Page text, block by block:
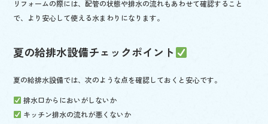
リフォームの際には、配管の状態や排水の流れもあわせて確認すること
で、より安心して使える水まわりになります。
夏の給排水設備チェックポイント
夏の給排水設備では、次のような点を確認しておくと安心です。
排水口からにおいがしないか
キッチン排水の流れが悪くないか